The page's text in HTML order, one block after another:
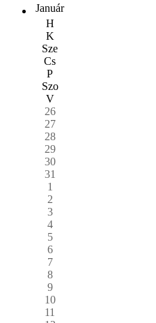
Január
H
K
Sze
Cs
P
Szo
V
26
27
28
29
30
31
1
2
3
4
5
6
7
8
9
10
11